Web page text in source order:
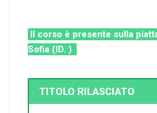
Il corso è presente sulla
Sofia (ID. )
TITOLO RILASCIATO